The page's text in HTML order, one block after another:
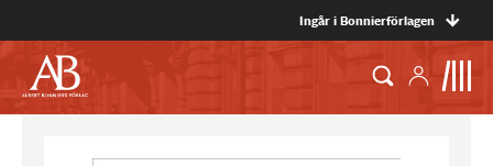
Ingår i Bonnierförlagen